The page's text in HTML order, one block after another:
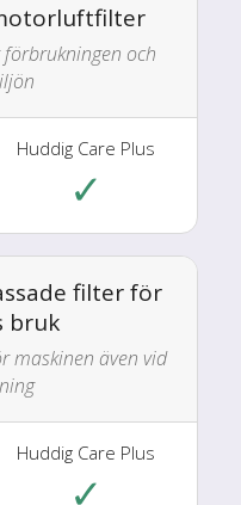
och
✓
filter för
bruk
maskinen även vid
✓